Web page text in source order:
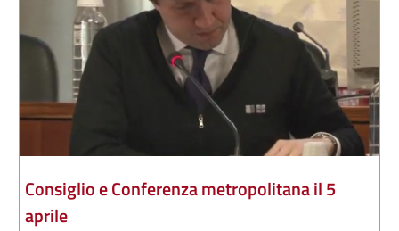
Consiglio e Conferenza metropolitana il 5
aprile